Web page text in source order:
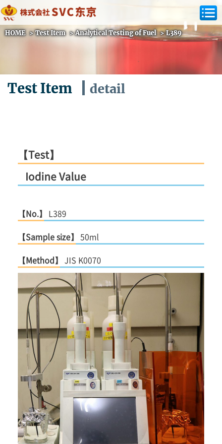
HOME >Test Item >Analytical Testing of Fuel >L389
Test Item detail
【Test】
Iodine Value
【No.】 L389
【Sample size】 50ml
【Method】 JIS K0070